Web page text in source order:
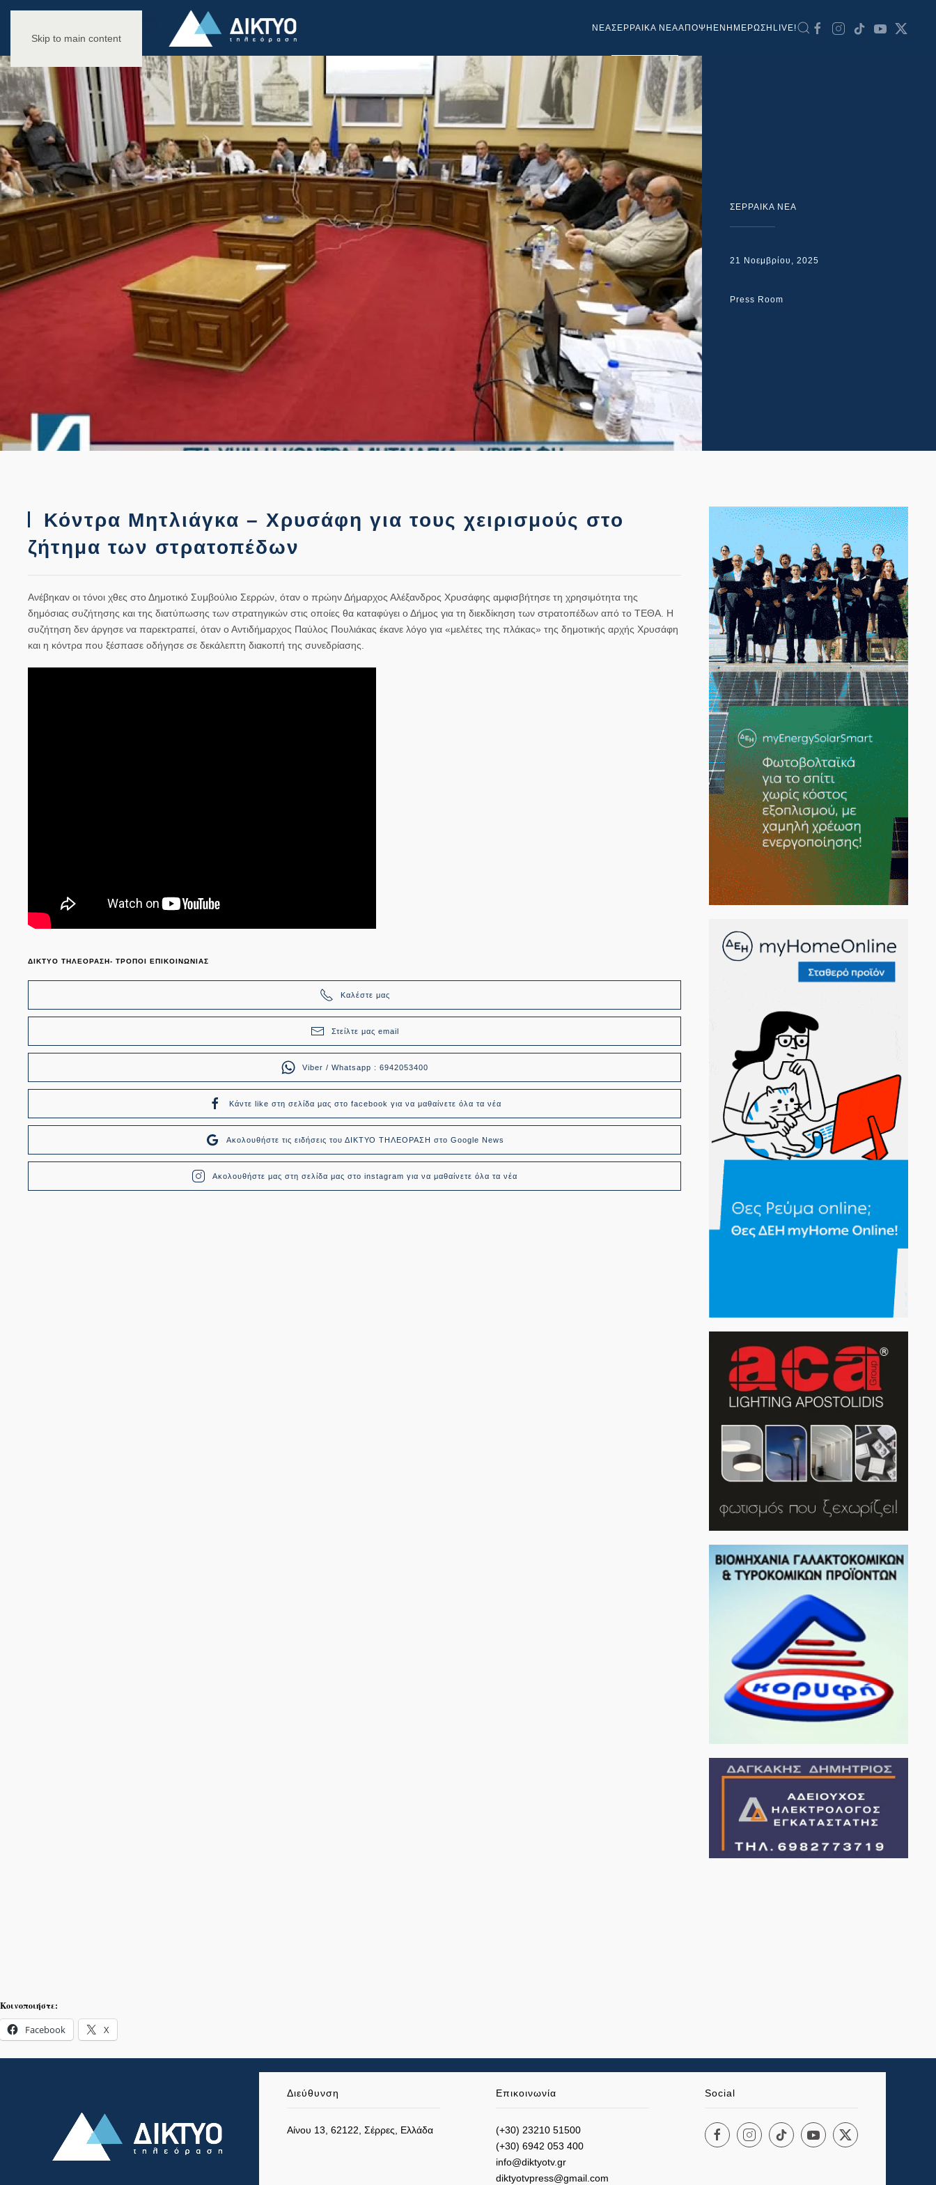
Skip to main content
NEAΣΕΡΡΑΙΚΑ ΝΕΑΑΠΟΨΗ ΕΝΗΜΕΡΩΣΗ LIVE!
ΣΕΡΡΑΙΚΑ ΝΕΑ
21 Νοεμβρίου, 2025
Press Room
Κόντρα Μητλιάγκα – Χρυσάφη για τους χειρισμούς στο
ζήτημα των στρατοπέδων
Ανέβηκαν οι τόνοι χθες στο Δημοτικό Συμβούλιο Σερρών, όταν ο πρώην Δήμαρχος Αλέξανδρος Χρυσάφης αμφισβήτησε τη χρησιμότητα της
δημόσιας συζήτησης και της διατύπωσης των στρατηγικών στις οποίες θα καταφύγει ο Δήμος για τη διεκδίκηση των στρατοπέδων από το ΤΕΘΑ. Η
συζήτηση δεν άργησε να παρεκτραπεί, όταν ο Αντιδήμαρχος Παύλος Πουλιάκας έκανε λόγο για «μελέτες της πλάκας» της δημοτικής αρχής Χρυσάφη
και η κόντρα που ξέσπασε οδήγησε σε δεκάλεπτη διακοπή της συνεδρίασης.
ΔΙΚΤΥΟ ΤΗΛΕΟΡΑΣΗ- ΤΡΟΠΟΙ ΕΠΙΚΟΙΝΩΝΙΑΣ
Καλέστε μας
Στείλτε μας email
Viber / Whatsapp : 6942053400
Κάντε like στη σελίδα μας στο facebook για να μαθαίνετε όλα τα νέα
Ακολουθήστε τις ειδήσεις του ΔΙΚΤΥΟ ΤΗΛΕΟΡΑΣΗ στο Google News
Ακολουθήστε μας στη σελίδα μας στο instagram για να μαθαίνετε όλα τα νέα
Κοινοποιήστε:
Facebook X
Διεύθυνση
Αίνου 13, 62122, Σέρρες, Ελλάδα
Επικοινωνία
(+30) 23210 51500
(+30) 6942 053 400
info@diktyotv.gr
diktyotvpress@gmail.com
Social